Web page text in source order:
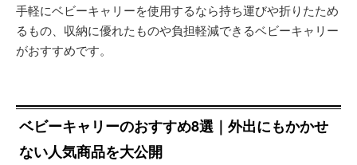
手軽にベビーキャリーを使用するなら持ち運びや折りたため
るもの、収納に優れたものや負担軽減できるベビーキャリー
がおすすめです。
ベビーキャリーのおすすめ8選｜外出にもかかせ
ない人気商品を大公開